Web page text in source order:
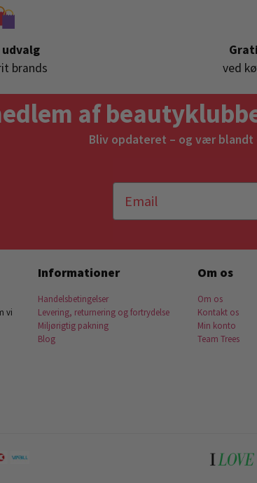
brands
ved
af
Bliv opdateret – og vær
vi
Informationer
Handelsbetingelser
Levering, returnering og fortrydelse
Miljørigtig pakning
Blog
Om os
Om os
Kontakt os
Min konto
Team Trees